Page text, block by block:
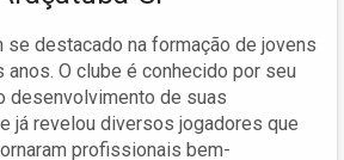
se destacado na formação de jovens
O clube é conhecido por seu
desenvolvimento de suas
já revelou diversos jogadores que
profissionais bem-